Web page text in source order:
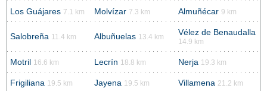
Los Guájares 7.1 km Molvízar 7.3 km Almuñécar 9 km
Salobreña 11.4 km Albuñuelas 13.4 km Vélez de Benaudalla
14.9 km
Motril 16.6 km Lecrín 18.8 km Nerja 19.3 km
Frigiliana 19.5 km Jayena 19.5 km Villamena 21.2 km